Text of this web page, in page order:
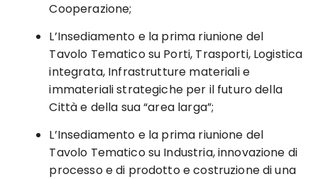
Cooperazione;
L’Insediamento e la prima riunione del
Tavolo Tematico su Porti, Trasporti, Logistica
integrata, Infrastrutture materiali e
immateriali strategiche per il futuro della
Città e della sua “area larga”;
L’Insediamento e la prima riunione del
Tavolo Tematico su Industria, innovazione di
processo e di prodotto e costruzione di una